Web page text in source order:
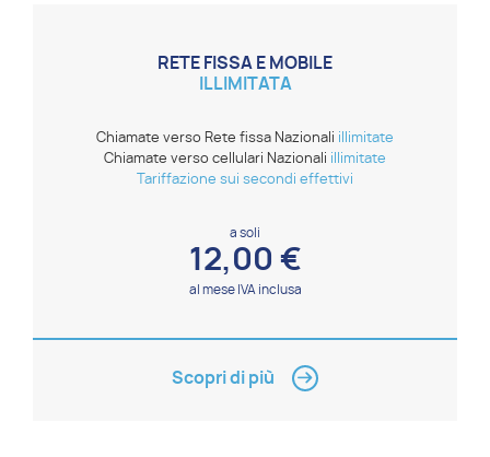
RETE FISSA E MOBILE
ILLIMITATA
Chiamate verso Rete fissa Nazionali illimitate
Chiamate verso cellulari Nazionali illimitate
Tariffazione sui secondi effettivi
a soli
12,00 €
al mese IVA inclusa
Scopri di più